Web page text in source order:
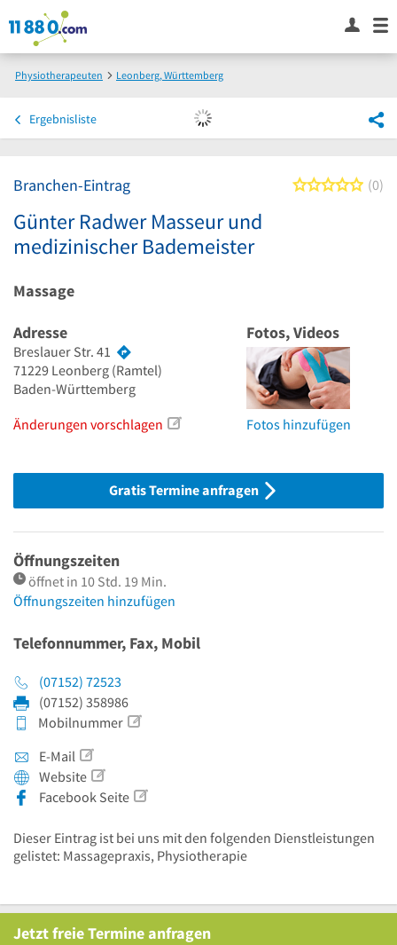
Physiotherapeuten
Leonberg, Württemberg
Ergebnisliste
Branchen-Eintrag 00
Günter Radwer Masseur und
medizinischer Bademeister
Massage
Adresse
Breslauer Str. 41
71229 Leonberg (Ramtel)
Baden-Württemberg
Änderungen vorschlagen
Fotos, Videos
Fotos hinzufügen
Gratis Termine anfragen
Öffnungszeiten
öffnet in 10 Std. 19 Min.
Öffnungszeiten hinzufügen
Telefonnummer, Fax, Mobil
(07152) 72523
(07152) 358986
Mobilnummer
E-Mail
Website
Facebook Seite
Dieser Eintrag ist bei uns mit den folgenden Dienstleistungen
gelistet: Massagepraxis, Physiotherapie
JetztfreieTermine anfragen